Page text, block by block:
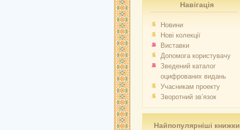
Навігація
Новини
Нові колекції
Виставки
Допомога користувачу
Зведений каталог
оцифрованих видань
Учасникам проекту
Зворотний зв’язок
Найпопулярніші книжки